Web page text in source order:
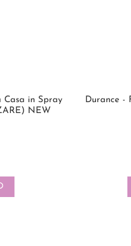
Casa in Spray
NEW
Durance -